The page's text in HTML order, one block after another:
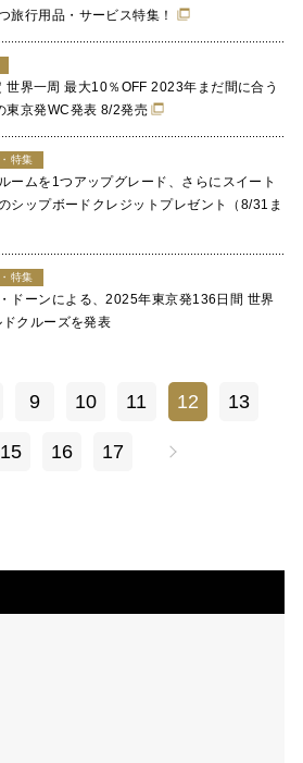
旅行用品・サービス特集！
世界一周 最大10％OFF 2023年まだ間に合う
東京発WC発表 8/2発売
特集
ームを1つアップグレード、さらにスイート
シップボードクレジットプレゼント（8/31ま
特集
ドーンによる、2025年東京発136日間 世界
クルーズを発表
9 10 11 12 13
15 16 17